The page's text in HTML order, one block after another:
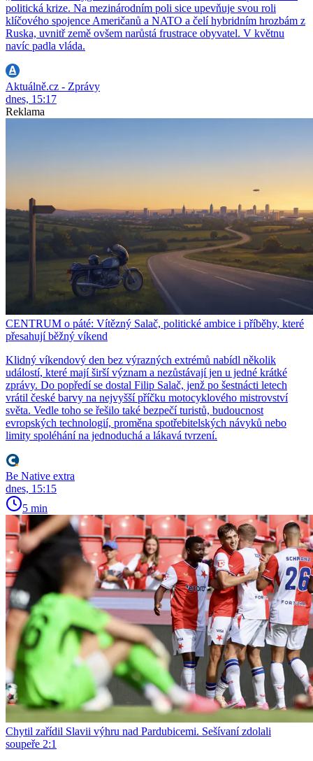
politická krize. Na mezinárodním poli sice upevňuje svou roli
klíčového spojence Američanů a NATO a čelí hybridním hrozbám z
Ruska, uvnitř země ovšem narůstá frustrace obyvatel. V květnu
navíc padla vláda.
Aktuálně.cz - Zprávy
dnes, 15:17
Reklama
CENTRUM o páté: Vítězný Salač, politické ambice i příběhy, které
přesahují běžný víkend
Klidný víkendový den bez výrazných extrémů nabídl několik
událostí, které mají širší význam a nezůstávají jen u jedné krátké
zprávy. Do popředí se dostal Filip Salač, jenž po šestnácti letech
vrátil české barvy na nejvyšší příčku motocyklového mistrovství
světa. Vedle toho se řešilo také bezpečí turistů, budoucnost
evropských technologií, proměna spotřebitelských návyků nebo
limity spoléhání na jednoduchá a lákavá tvrzení.
Be Native extra
dnes, 15:15
5 min
Chytil zařídil Slavii výhru nad Pardubicemi. Sešívaní zdolali
soupeře 2:1